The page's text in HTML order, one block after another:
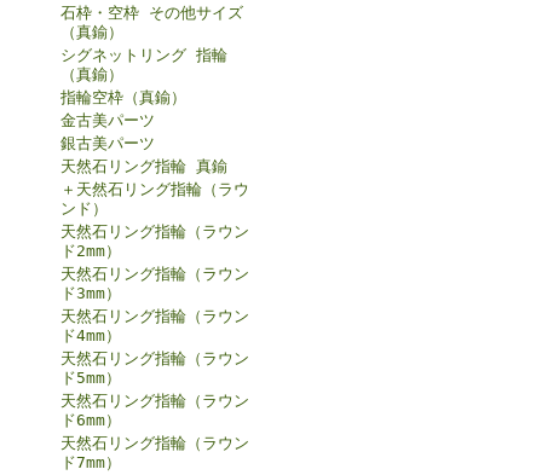
石枠・空枠 その他サイズ
（真鍮）
シグネットリング 指輪
（真鍮）
指輪空枠（真鍮）
金古美パーツ
銀古美パーツ
天然石リング指輪 真鍮
＋天然石リング指輪（ラウ
ンド）
天然石リング指輪（ラウン
ド2mm）
天然石リング指輪（ラウン
ド3mm）
天然石リング指輪（ラウン
ド4mm）
天然石リング指輪（ラウン
ド5mm）
天然石リング指輪（ラウン
ド6mm）
天然石リング指輪（ラウン
ド7mm）